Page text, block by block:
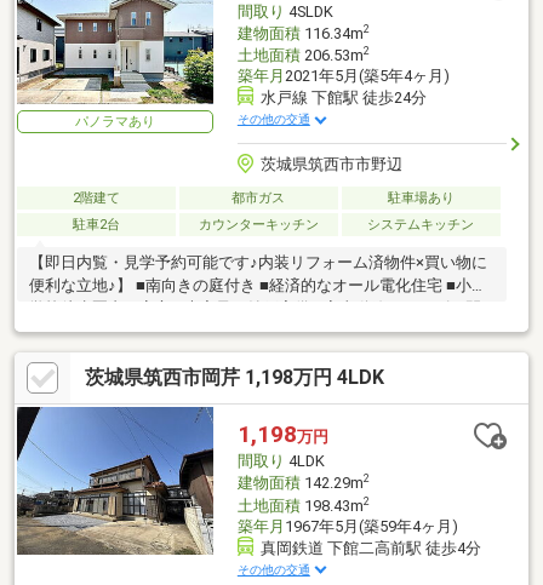
パノラマあり
間取り 4SLDK
建物面積116.34m2
土地面積206.53m2
築年月 2021年5月(築5年4ヶ月)
水戸線 下館駅 徒歩24分
その他の交通
茨城県筑西市市野辺
2階建て 都市ガス
駐車場あり
駐車2台
カウンターキッチン システムキッチン
【即日内覧・見学予約可能です♪内装リフォーム済物件×買い物に
便利な立地♪】 ■南向きの庭付き ■経済的なオール電化住宅 ■小中
取り
茨城県筑西市岡芹 1,198万円 4LDK
1,198万円
間取り 4LDK
建物面積142.29m2
土地面積198.43m2
築年月 1967年5月(築59年4ヶ月)
真岡鉄道 下館二高前駅 徒歩4分
その他の交通